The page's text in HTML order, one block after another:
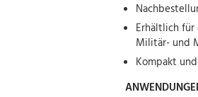
Erhältlich
Militär- und
Kompakt